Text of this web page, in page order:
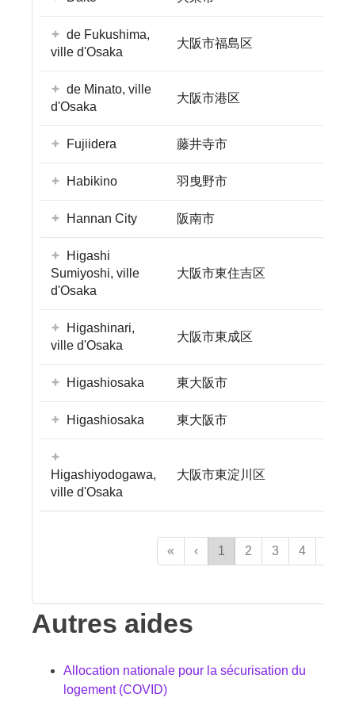
« ‹ 1 2 3 4
de Fukushima,
ville d'Osaka
大阪市福島区
de Minato, ville
d'Osaka
大阪市港区
Fujiidera 藤井寺市
Habikino 羽曳野市
Hannan City 阪南市
Higashi
Sumiyoshi, ville
d'Osaka
大阪市東住吉区
Higashinari,
ville d'Osaka
大阪市東成区
Higashiosaka 東大阪市
Higashiosaka 東大阪市
Higashiyodogawa,
ville d'Osaka
大阪市東淀川区
Autres aides
Allocation nationale pour la sécurisation du
logement (COVID)